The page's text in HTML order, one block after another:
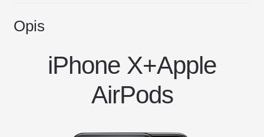
Opis
iPhone X+Apple
AirPods